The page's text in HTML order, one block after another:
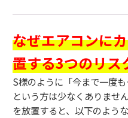
なぜエアコンに
置する3つのリス
S様のように「今まで一度
という方は少なくありません
を放置すると、 以下のよう